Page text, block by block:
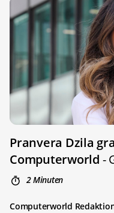
Pranvera Dzila
Computerworld -
2 Minuten
Computerworld